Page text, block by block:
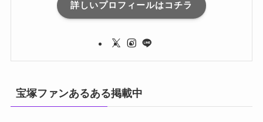
詳しいプロフィールはコチラ
宝塚ファンあるある掲載中